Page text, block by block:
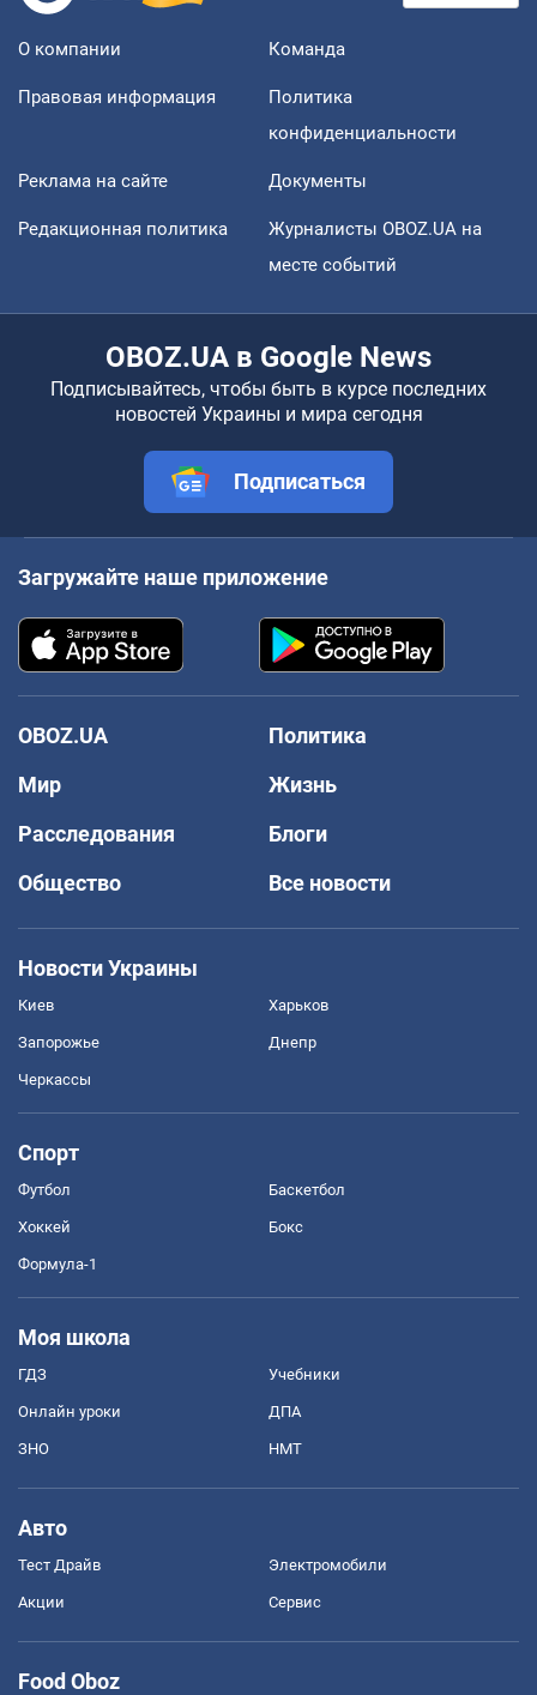
О компании Команда
Правовая информация
Политика
конфиденциальности
Реклама на сайте Документы
Редакционная политика
Журналисты OBOZ.UA на
месте событий
OBOZ.UA в Google News
Подписывайтесь, чтобы быть в курсе последних
новостей Украины и мира сегодня
Подписаться
Загружайте наше приложение
OBOZ.UA
Политика
Мир
Жизнь
Расследования
Блоги
Общество
Все новости
Новости Украины
Киев Харьков
Запорожье Днепр
Черкассы
Спорт
Футбол Баскетбол
Хоккей Бокс
Формула-1
Моя школа
ГДЗ Учебники
Онлайн уроки ДПА
ЗНО НМТ
Авто
Тест Драйв Электромобили
Акции Сервис
Food Oboz